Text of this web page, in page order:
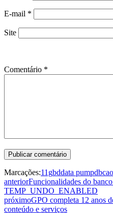
E-mail *
Site
Comentário *
Marcações:11gbddata pumpdbca
anteriorFuncionalidades do
TEMP_UNDO_ENABLED
próximoGPO completa 12 anos
conteúdo e serviços